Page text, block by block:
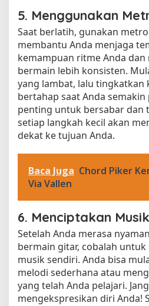
5. Menggunakan
Saat berlatih, gunakan
membantu Anda menjaga
kemampuan ritme Anda
bermain lebih konsisten.
yang lambat, lalu tingkatkan
bertahap saat Anda
penting untuk bersabar dan
setiap langkah kecil akan
dekat ke tujuan Anda.
Baca Juga Chord Piker
Via Vallen
6. Menciptakan
Setelah Anda merasa
bermain gitar, cobalah
musik sendiri. Anda bisa
melodi sederhana atau
yang telah Anda pelajari.
mengekspresikan diri Anda!